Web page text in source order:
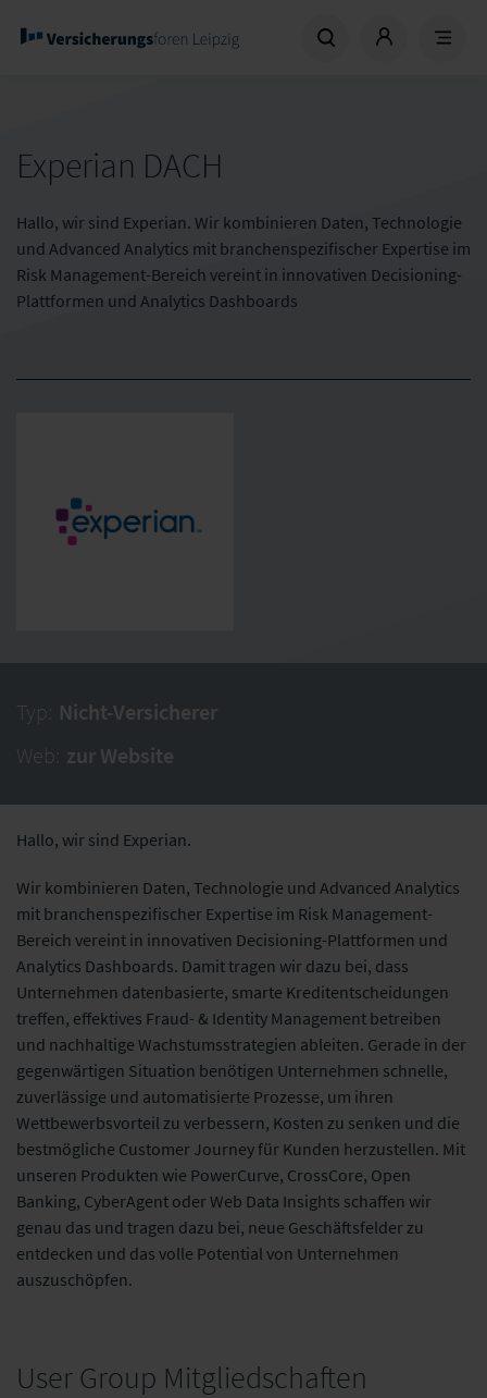
Experian DACH
Hallo, wir sind Experian. Wir kombinieren Daten, Technologie
und Advanced Analytics mit branchenspezifischer Expertise im
Risk Management-Bereich vereint in innovativen Decisioning-
Plattformen und Analytics Dashboards
Typ: Nicht-Versicherer
Web: zur Website
Hallo, wir sind Experian.
Wir kombinieren Daten, Technologie und Advanced Analytics
mit branchenspezifischer Expertise im Risk Management-
Bereich vereint in innovativen Decisioning-Plattformen und
Analytics Dashboards. Damit tragen wir dazu bei, dass
Unternehmen datenbasierte, smarte Kreditentscheidungen
treffen, effektives Fraud- & Identity Management betreiben
und nachhaltige Wachstumsstrategien ableiten. Gerade in der
gegenwärtigen Situation benötigen Unternehmen schnelle,
zuverlässige und automatisierte Prozesse, um ihren
Wettbewerbsvorteil zu verbessern, Kosten zu senken und die
bestmögliche Customer Journey für Kunden herzustellen. Mit
unseren Produkten wie PowerCurve, CrossCore, Open
Banking, CyberAgent oder Web Data Insights schaffen wir
genau das und tragen dazu bei, neue Geschäftsfelder zu
entdecken und das volle Potential von Unternehmen
auszuschöpfen.
User Group Mitgliedschaften